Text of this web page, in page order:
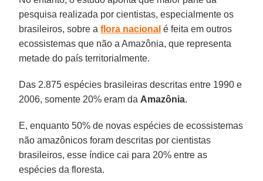
pesquisa realizada por cientistas, especialmente os
brasileiros, sobre aflora nacional é feita em outros
ecossistemas que não a Amazônia, que representa
metade do país territorialmente.
Das 2.875 espécies brasileiras descritas entre 1990 e
2006, somente 20% eram da Amazônia.
E, enquanto 50% de novas espécies de ecossistemas
não amazônicos foram descritas por cientistas
brasileiros, esse índice cai para 20% entre as
espécies da floresta.